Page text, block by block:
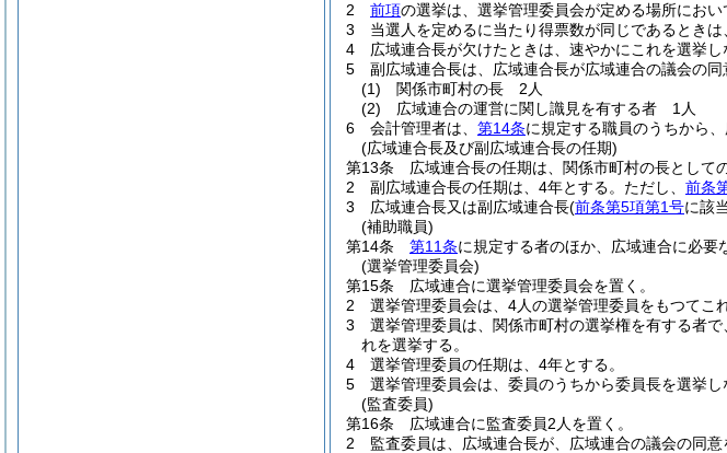
2
前項の選挙は、選挙管理委員会が定める場所におい
3
当選人を定めるに当たり得票数が同じであるとき
4
広域連合長が欠けたときは、速やかにこれを選挙し
5
副広域連合長は、広域連合長が広域連合の議会の同
(1)
関係市町村の長 2人
(2)
広域連合の運営に関し識見を有する者 1人
6
会計管理者は、 第14条に規定する職員のうちから、
(広域連合長及び副広域連合長の任期)
第13条
広域連合長の任期は、関係市町村の長として
2
副広域連合長の任期は、4年とする。 ただし、 前条
3
広域連合長又は副広域連合長(前条第5項第1号に該
(補助職員)
第14条
第11条に規定する者のほか、広域連合に必要
(選挙管理委員会)
第15条
広域連合に選挙管理委員会を置く。
2
選挙管理委員会は、4人の選挙管理委員をもつてこ
3
選挙管理委員は、関係市町村の選挙権を有する者
れを選挙する。
4
選挙管理委員の任期は、4年とする。
5
選挙管理委員会は、委員のうちから委員長を選挙し
(監査委員)
第16条
広域連合に監査委員2人を置く。
2
監査委員は、広域連合長が、広域連合の議会の同